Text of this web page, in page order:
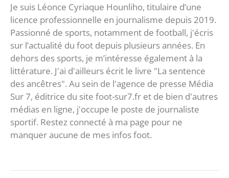
Je suis Léonce Cyriaque Hounliho, titulaire d’une
licence professionnelle en journalisme depuis 2019.
Passionné de sports, notamment de football, j'écris
sur l’actualité du foot depuis plusieurs années. En
dehors des sports, je m’intéresse également à la
littérature. J'ai d'ailleurs écrit le livre "La sentence
des ancêtres". Au sein de l'agence de presse Média
Sur 7, éditrice du site foot-sur7.fr et de bien d'autres
médias en ligne, j'occupe le poste de journaliste
sportif. Restez connecté à ma page pour ne
manquer aucune de mes infos foot.